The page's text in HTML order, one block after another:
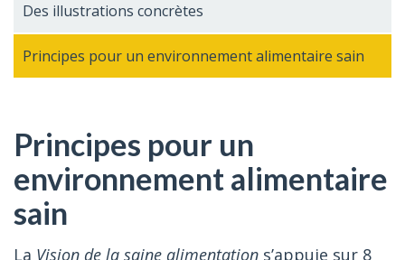
Des illustrations concrètes
Principes pour un environnement alimentaire sain
Principes pour un
environnement alimentaire
sain
La Vision de la saine alimentation s’appuie sur 8